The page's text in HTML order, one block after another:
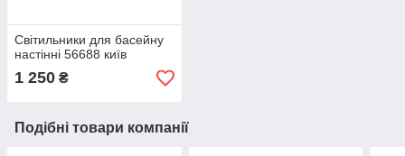
Світильники для басейну
настінні 56688 київ
1 250 ₴
Подібні товари компанії